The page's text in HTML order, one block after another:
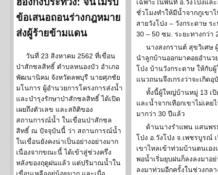
ข้อเสนอถอนร่างกฎหมาย
ส่งผู้ร้ายข้ามแดน
วันที่ 23 สิงหาคม 2562 ที่เขื่อน
ป่าสักชลสิทธิ์ ตำบลหนองบัว อำเภอ
พัฒนานิคม จังหวัดลพบุรี นายศุภชัย
มโนการ ผู้อำนวยการโครงการส่งน้ำ
และบำรุงรักษาป่าสักชลสิทธิ์ ได้เปิด
เผยถึงตัวเลข และสถิติของ
สถานการณ์น้ำ ในเขื่อนป่าสักชล
สิทธิ์ ณ ปัจจุบันนี้ ว่า สถานการณ์น้ำ
ในเขื่อนยังคงน่าเป็นอย่างอย่างมาก
เนื่องจากขณะนี้ ได้เข้าสู่ช่วงครึ่ง
หลังของฤดูฝนแล้ว แต่ปริมาณน้ำใน
เฉพาะในพื้นที่ อ.วังโป่งแ
ชั่วโมงทำให้มีน้ำจากภูเขา
สายวังโป่ง – วังกระดาษ ร
30 – 50 ซม. ระยะทางกว่า
นางสงกรานต์ สุขวิเศษ
นำลูกบ้านออกมาคอยอำน
โป่ง บ้านวังกระดาษ ให้กับ
แนวถนนจึงเกรงว่าจะเกิดอุ
ทั้งนี้ผู้ใหญ่บ้านหมู่ 13 เ
และน้ำจากเทือกเขาไม่เค
มากว่า 30 ปีแล้ว
ด้านนางรำแพน แสนพร
โป่ง อ.วังโป่ง จ.เพชรบูรณ์
เขาไหลเข้าท่วมบ้านตนเอ
พอน้ำเริ่มยุบฝนก็ลงลงมาอ
ลงมาท่วมอีกครั้งในช่วงกล